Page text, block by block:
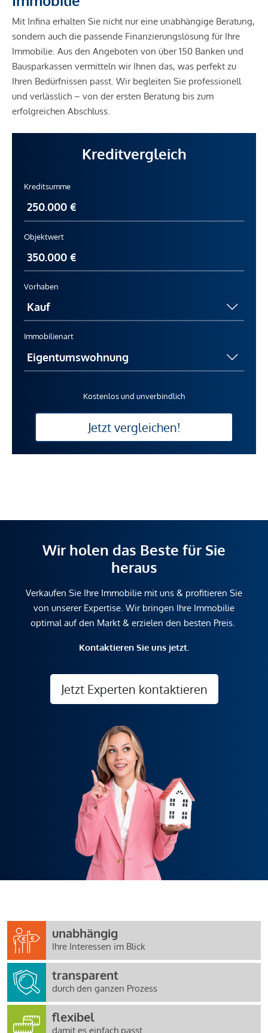
Mit Infina erhalten Sie nicht nur eine unabhängige Beratung,
sondern auch die passende Finanzierungslösung für Ihre
Immobilie. Aus den Angeboten von über 150 Banken und
Bausparkassen vermitteln wir Ihnen das, was perfekt zu
Ihren Bedürfnissen passt. Wir begleiten Sie professionell
und verlässlich – von der ersten Beratung bis zum
erfolgreichen Abschluss.
Kreditvergleich
Kreditsumme
Objektwert
Vorhaben
Immobilienart
Kostenlos und unverbindlich
Jetzt vergleichen!
Wir holen das Beste für Sie
heraus
Verkaufen Sie Ihre Immobilie mit uns & profitieren Sie
von unserer Expertise. Wir bringen Ihre Immobilie
optimal auf den Markt & erzielen den besten Preis.
Kontaktieren Sie uns jetzt.
Jetzt Experten kontaktieren
unabhängig
Ihre Interessen im Blick
transparent
durch den ganzen Prozess
flexibel
damit es einfach passt